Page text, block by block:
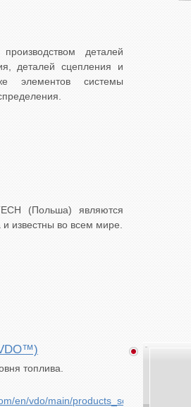
деталей
деталей сцепления и
элементов системы
(Польша) являются
и известны во всем мире.
топлива.
en/vdo/main/products_solutions/cars/